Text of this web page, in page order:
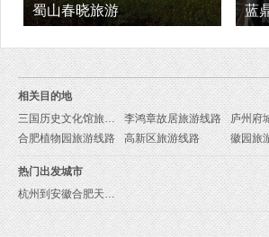
蜀山春晓旅游 蓝
相关目的地
三国历史文化馆旅游线路
李鸿章故居旅游线路
合肥植物园旅游线路
高新区旅游线路 徽园旅
热门出发城市
杭州到安徽合肥天仙配茶戏楼旅游报价